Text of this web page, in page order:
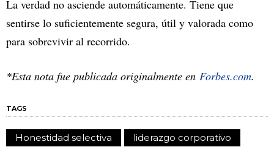
La verdad no asciende automáticamente. Tiene que
sentirse lo suficientemente segura, útil y valorada como
para sobrevivir al recorrido.
*Esta nota fue publicada originalmente en Forbes.com.
TAGS
Honestidad selectiva
liderazgo corporativo